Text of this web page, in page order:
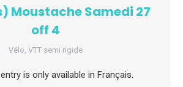
Moustache Samedi 27
off 4
Vélo, VTT semi rigide
is only available in Français.